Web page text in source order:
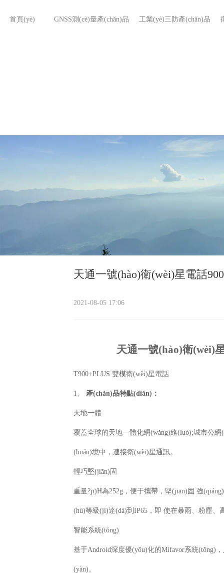
首頁(yè) GNSS測(cè)量產(chǎn)品 工業(yè)三防產(chǎn)品
天通一號(hào)衛(wèi)星電話
2021-08-05 17:06
天通一號(hào)衛(wèi)
T900+PLUS 雙模衛(wèi)星電話
1、 產(chǎn)品特點(diǎn)：
天地一體
覆蓋全球的天地一體化網(wǎng)絡(luò);城市公網
(huán)境中，連接衛(wèi)星通訊。
輕巧堅(jiān)固
重量?jī)H為252g，便于攜帶，堅(jiān)固 強
(hù)等級(jí)達(dá)到 IP65，即 使在暴雨、粉塵、
智能系統(tǒng)
基于Android深度優(yōu)化的Mifavor系統(tǒng)
(yàn)。